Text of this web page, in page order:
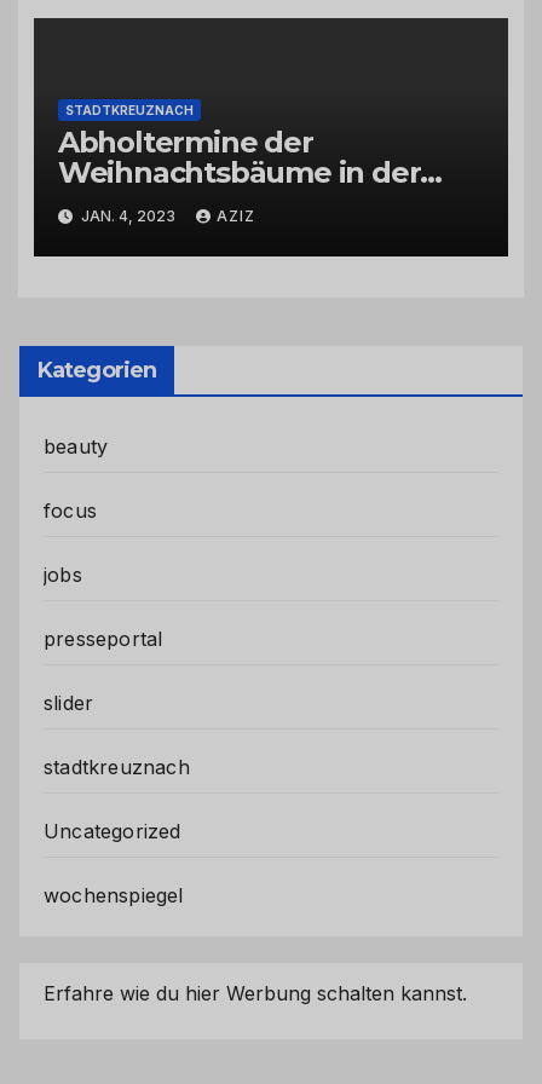
STADTKREUZNACH
Abholtermine der
Weihnachtsbäume in der
Kernstadt und in den
Stadtteilen
JAN. 4, 2023 AZIZ
Kategorien
beauty
focus
jobs
presseportal
slider
stadtkreuznach
Uncategorized
wochenspiegel
Erfahre wie du hier Werbung schalten kannst.